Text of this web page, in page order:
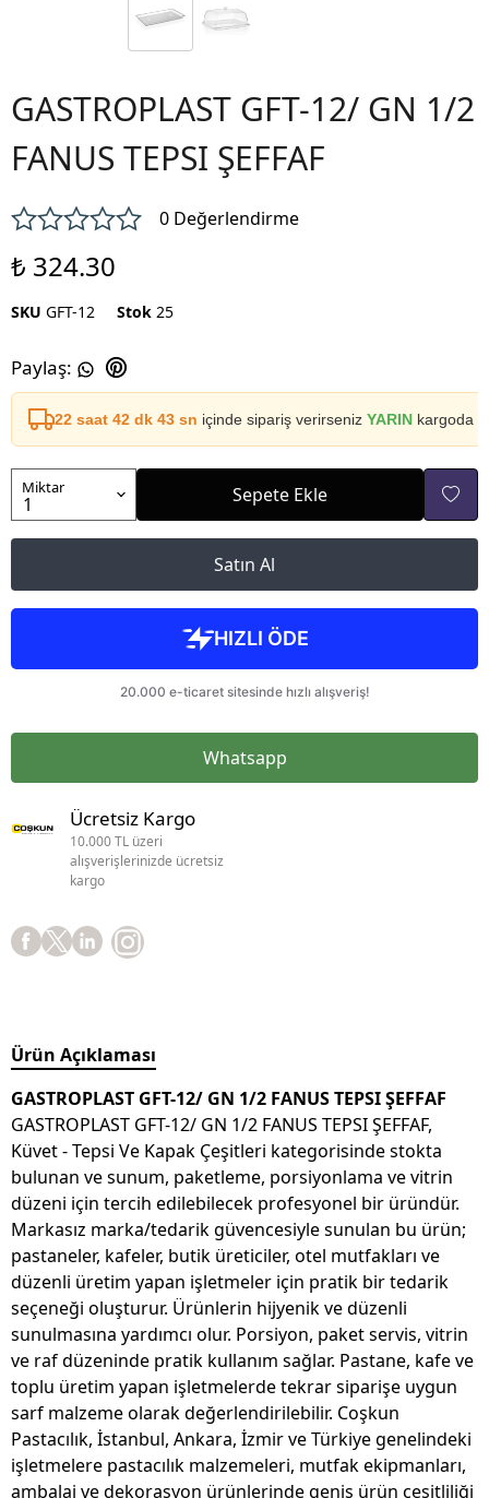
GASTROPLAST GFT-12/ GN 1/2
FANUS TEPSI ŞEFFAF
0 Değerlendirme
₺ 324.30
SKU GFT-12 Stok 25
Paylaş:
22 saat 42 dk 43 sn içinde sipariş verirseniz YARIN kargoda
Miktar Sepete Ekle
Satın Al
Whatsapp
Ücretsiz Kargo
10.000 TL üzeri
alışverişlerinizde ücretsiz
kargo
Ürün Açıklaması
GASTROPLAST GFT-12/ GN 1/2 FANUS TEPSI ŞEFFAF
GASTROPLAST GFT-12/ GN 1/2 FANUS TEPSI ŞEFFAF,
Küvet - Tepsi Ve Kapak Çeşitleri kategorisinde stokta
bulunan ve sunum, paketleme, porsiyonlama ve vitrin
düzeni için tercih edilebilecek profesyonel bir üründür.
Markasız marka/tedarik güvencesiyle sunulan bu ürün;
pastaneler, kafeler, butik üreticiler, otel mutfakları ve
düzenli üretim yapan işletmeler için pratik bir tedarik
seçeneği oluşturur. Ürünlerin hijyenik ve düzenli
sunulmasına yardımcı olur. Porsiyon, paket servis, vitrin
ve raf düzeninde pratik kullanım sağlar. Pastane, kafe ve
toplu üretim yapan işletmelerde tekrar siparişe uygun
sarf malzeme olarak değerlendirilebilir. Coşkun
Pastacılık, İstanbul, Ankara, İzmir ve Türkiye genelindeki
işletmelere pastacılık malzemeleri, mutfak ekipmanları,
ambalaj ve dekorasyon ürünlerinde geniş ürün çeşitliliği